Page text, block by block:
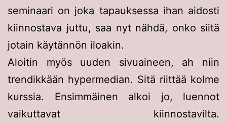
seminaari on joka tapauksessa ihan aidosti
kiinnostava juttu, saa nyt nähdä, onko siitä
jotain käytännön iloakin.
Aloitin myös uuden sivuaineen, ah niin
trendikkään hypermedian. Sitä riittää kolme
kurssia. Ensimmäinen alkoi jo, luennot
vaikuttavat kiinnostavilta.